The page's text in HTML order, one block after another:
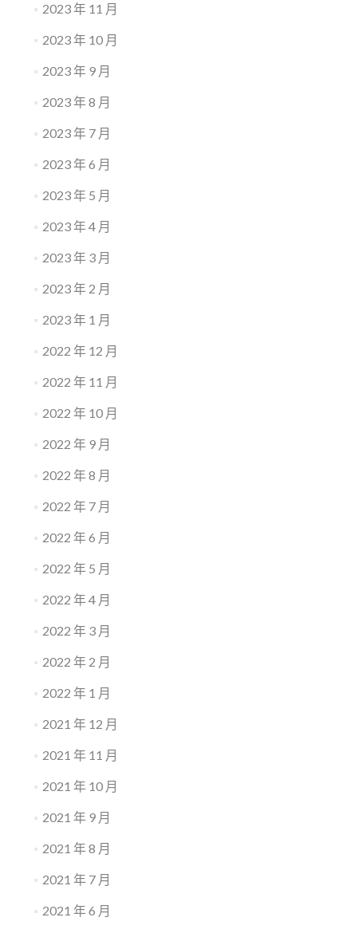
2023 年 11 月
2023 年 10 月
2023 年 9 月
2023 年 8 月
2023 年 7 月
2023 年 6 月
2023 年 5 月
2023 年 4 月
2023 年 3 月
2023 年 2 月
2023 年 1 月
2022 年 12 月
2022 年 11 月
2022 年 10 月
2022 年 9 月
2022 年 8 月
2022 年 7 月
2022 年 6 月
2022 年 5 月
2022 年 4 月
2022 年 3 月
2022 年 2 月
2022 年 1 月
2021 年 12 月
2021 年 11 月
2021 年 10 月
2021 年 9 月
2021 年 8 月
2021 年 7 月
2021 年 6 月